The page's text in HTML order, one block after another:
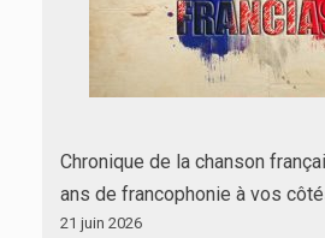
Chronique de la chanson
ans de francophonie à vos
21 juin 2026